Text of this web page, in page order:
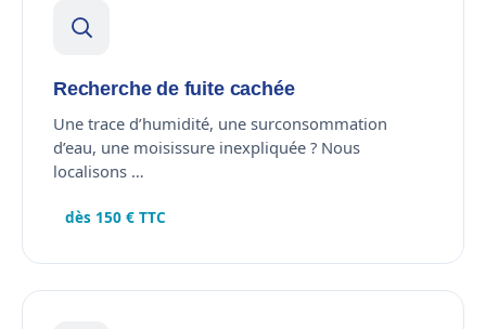
Recherche de fuite cachée
Une trace d’humidité, une surconsommation
d’eau, une moisissure inexpliquée ? Nous
localisons …
dès 150 € TTC